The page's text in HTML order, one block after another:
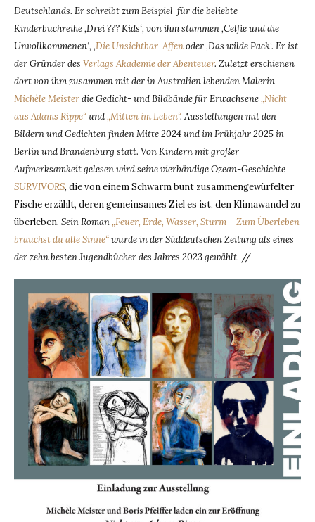
Deutschlands. Er schreibt zum Beispiel für die beliebte
Kinderbuchreihe ‚Drei ??? Kids‘, von ihm stammen ‚Celfie und die
Unvollkommenen‘, ‚Die Unsichtbar-Affenoder ‚Das wilde Pack‘. Er ist
der Gründer des Verlags Akademie der Abenteuer. Zuletzt erschienen
dort von ihm zusammen mit der in Australien lebenden Malerin
Michèle Meisterdie Gedicht- und Bildbände für Erwachsene„Nicht
aus Adams Rippe“und„Mitten im Leben“. Ausstellungen mit den
Bildern und Gedichten finden Mitte 2024 und im Frühjahr 2025 in
Berlin und Brandenburg statt. Von Kindern mit großer
Aufmerksamkeit gelesen wird seine vierbändige Ozean-Geschichte
SURVIVORS, die von einem Schwarm bunt zusammengewürfelter
Fische erzählt, deren gemeinsames Ziel es ist, den Klimawandel zu
überleben. Sein Roman„Feuer, Erde, Wasser, Sturm – Zum Überleben
brauchst du alle Sinne“wurde in der Süddeutschen Zeitung als eines
der zehn besten Jugendbücher des Jahres 2023 gewählt. //